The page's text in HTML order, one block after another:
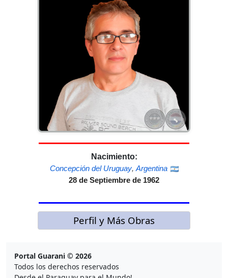
Nacimiento:
Concepción del Uruguay, Argentina
28 de Septiembre de 1962
Perfil y Más Obras
Portal Guarani © 2026
Todos los derechos reservados